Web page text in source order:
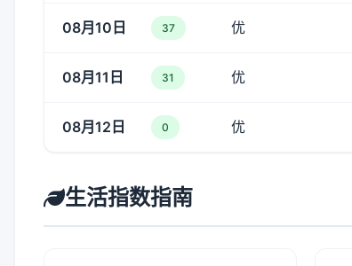
08月10日 37 优
08月11日 31 优
08月12日 0 优
生活指数指南